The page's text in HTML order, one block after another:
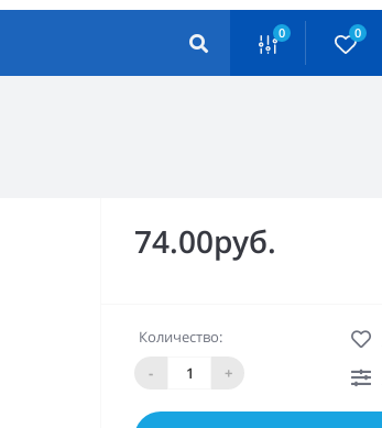
0 0
74.00руб.
Количество:
-
+